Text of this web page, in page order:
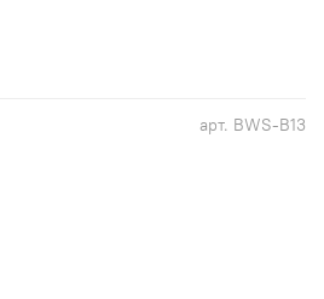
арт. BWS-B13